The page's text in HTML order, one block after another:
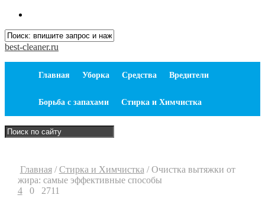
best-cleaner.ru
Главная Уборка Средства Вредители
Борьба с запахами Стирка и Химчистка
Главная/Стирка и Химчистка /Очистка вытяжки от
жира: самые эффективные способы
4
0 2711